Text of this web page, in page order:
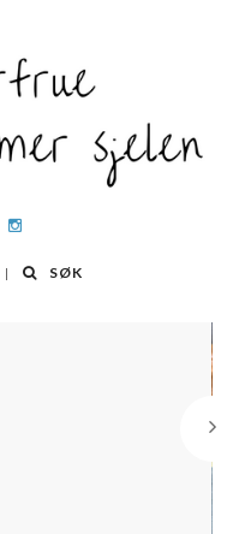
SØK